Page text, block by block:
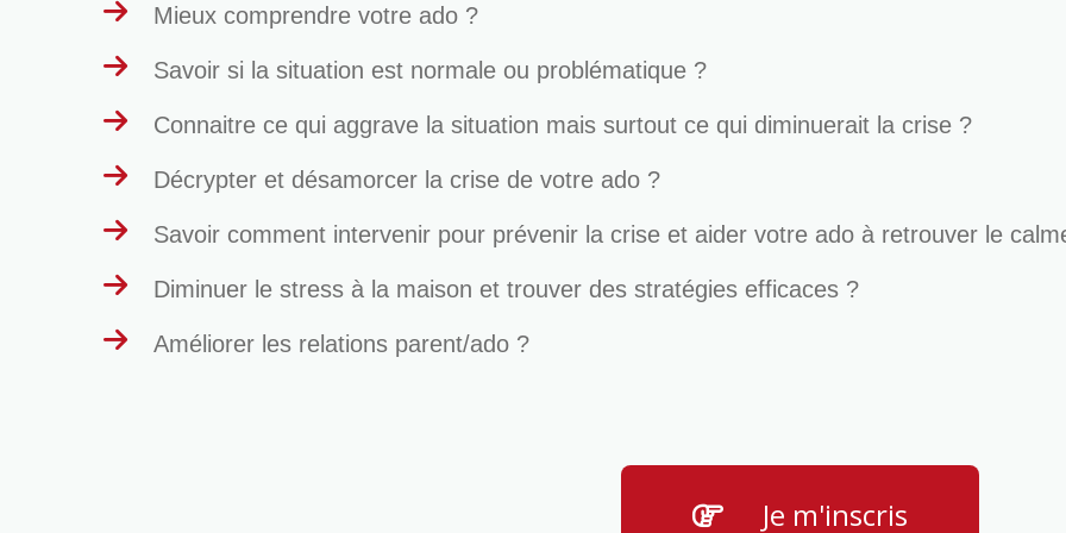
Mieux comprendre votre ado ?
Savoir si la situation est normale ou problématique ?
Connaitre ce qui aggrave la situation mais surtout ce qui diminuerait la crise ?
Décrypter et désamorcer la crise de votre ado ?
Savoir comment intervenir pour prévenir la crise et aider votre ado à retrouver le
Diminuer le stress à la maison et trouver des stratégies efficaces ?
Améliorer les relations parent/ado ?
Je m'inscris